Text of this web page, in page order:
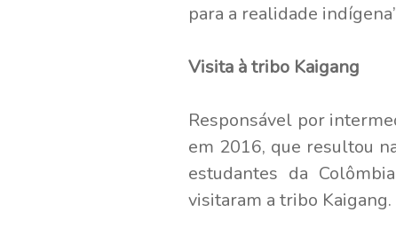
para a realidade
Visita à tribo Kaigang
Responsável por
em 2016, que resultou
estudantes da
visitaram a tribo